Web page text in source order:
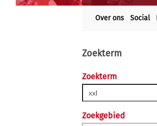
Over ons Social
Zoekterm
Zoekterm
Zoekgebied